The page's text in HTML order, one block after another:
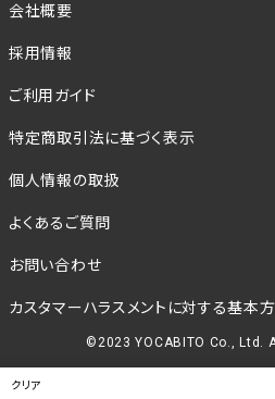
クリア
会社概要
採用情報
ご利用ガイド
特定商取引法に基づく表示
個人情報の取扱
よくあるご質問
お問い合わせ
カスタマーハラスメントに対する基本
©2023 YOCABITO Co., Ltd.